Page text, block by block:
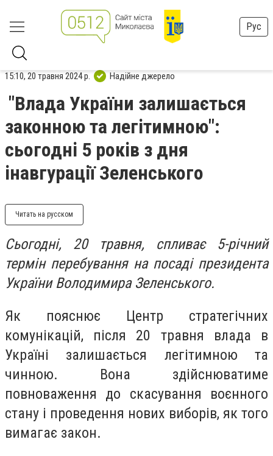
Рус
15:10, 20 травня 2024 р. Надійне джерело
"Влада України залишається
законною та легітимною":
сьогодні 5 років з дня
інавгурації Зеленського
Читать на русском
Сьогодні, 20 травня, спливає 5-річний
термін перебування на посаді президента
України Володимира Зеленського.
Як пояснює Центр стратегічних
комунікацій, після 20 травня влада в
Україні залишається легітимною та
чинною. Вона здійснюватиме
повноваження до скасування воєнного
стану і проведення нових виборів, як того
вимагає закон.